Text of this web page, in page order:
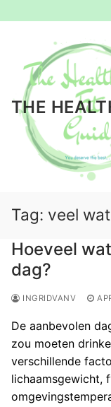
inhoud
THE
Tag: veel
Hoeveel
dag?
INGRIDVANV
De aanbevolen
zou moeten
verschillende
lichaamsgewicht,